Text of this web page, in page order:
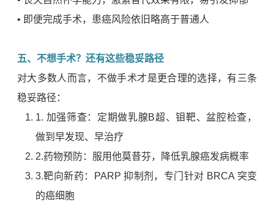
• 即便完成手术，患癌风险依旧略高于普通人
五、不想手术？还有这些稳妥路径
对大多数人而言，不做手术才是更合理的选择，有三条
稳妥路径：
加强筛查：定期做乳腺B超、钼靶、盆腔检查，
做到早发现、早治疗
药物预防：服用他莫昔芬，降低乳腺癌发病概率
靶向新药 ：
PARP 抑制剂，专门针对 BRCA 突变
的癌细胞